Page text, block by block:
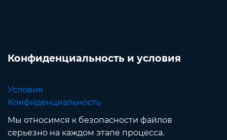
Конфиденциальность и условия
Условия
Конфиденциальность
Мы относимся к безопасности файлов
серьезно на каждом этапе процесса.